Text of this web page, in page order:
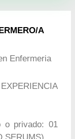
A
Enfermeria
o privado: 01